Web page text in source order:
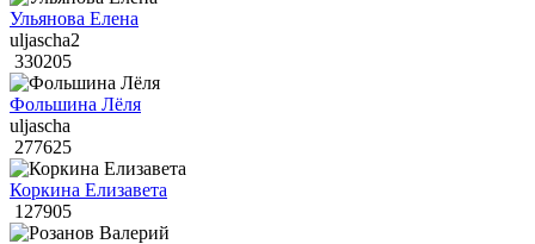
Ульянова Елена
uljascha2
330205
Фольшина Лёля
uljascha
277625
Коркина Елизавета
127905